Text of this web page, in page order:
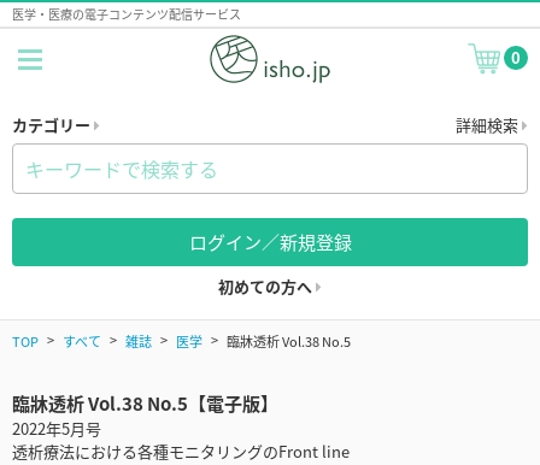
医学・医療の電子コンテンツ配信サービス
0
カテゴリー 詳細検索
ログイン／新規登録
初めての方へ
TOP すべて 雑誌 医学 臨牀透析 Vol.38 No.5
臨牀透析 Vol.38 No.5【電子版】
2022年5月号
透析療法における各種モニタリングのFront line